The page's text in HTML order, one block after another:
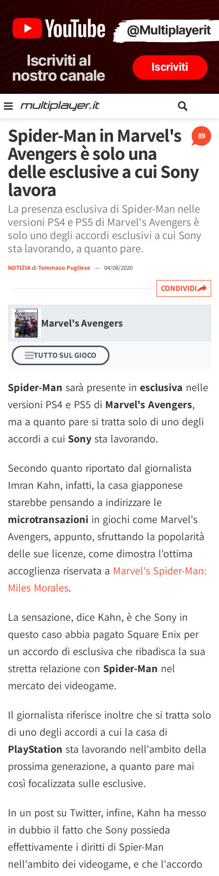
89
Spider-Man in Marvel's
Avengers è solo una
delle esclusive a cui Sony
lavora
La presenza esclusiva di Spider-Man nelle
versioni PS4 e PS5 di Marvel's Avengers è
solo uno degli accordi esclusivi a cui Sony
sta lavorando, a quanto pare.
NOTIZIAdi Tommaso Pugliese — 04/08/2020
CONDIVIDI
Marvel's Avengers
TUTTO SUL GIOCO
Spider-Man sarà presente in esclusiva nelle
versioni PS4 e PS5 di Marvel's Avengers,
ma a quanto pare si tratta solo di uno degli
accordi a cui Sony sta lavorando.
Secondo quanto riportato dal giornalista
Imran Kahn, infatti, la casa giapponese
starebbe pensando a indirizzare le
microtransazioni in giochi come Marvel's
Avengers, appunto, sfruttando la popolarità
delle sue licenze, come dimostra l'ottima
accoglienza riservata a Marvel's Spider-Man:
Miles Morales.
La sensazione, dice Kahn, è che Sony in
questo caso abbia pagato Square Enix per
un accordo di esclusiva che ribadisca la sua
stretta relazione con Spider-Man nel
mercato dei videogame.
Il giornalista riferisce inoltre che si tratta solo
di uno degli accordi a cui la casa di
PlayStation sta lavorando nell'ambito della
prossima generazione, a quanto pare mai
così focalizzata sulle esclusive.
In un post su Twitter, infine, Kahn ha messo
in dubbio il fatto che Sony possieda
effettivamente i diritti di Spier-Man
nell'ambito dei videogame, e che l'accordo